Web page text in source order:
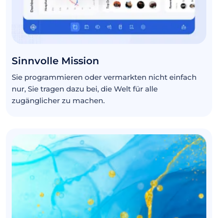
Sinnvolle Mission
Sie programmieren oder vermarkten nicht einfach
nur, Sie tragen dazu bei, die Welt für alle
zugänglicher zu machen.